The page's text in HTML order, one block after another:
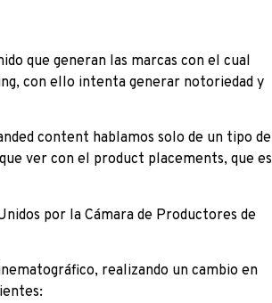
que generan las marcas con el cual
con ello intenta generar notoriedad y
content hablamos solo de un tipo de
ver con el product placements, que es
por la Cámara de Productores de
realizando un cambio en